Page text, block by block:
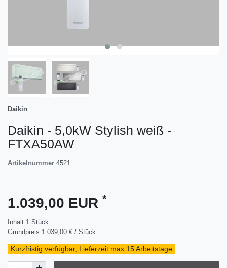
Daikin
Daikin - 5,0kW Stylish weiß -
FTXA50AW
Artikelnummer 4521
1.039,00 EUR *
Inhalt 1 Stück
Grundpreis 1.039,00 € / Stück
Kurzfristig verfügbar, Lieferzeit max.15 Arbeitstage